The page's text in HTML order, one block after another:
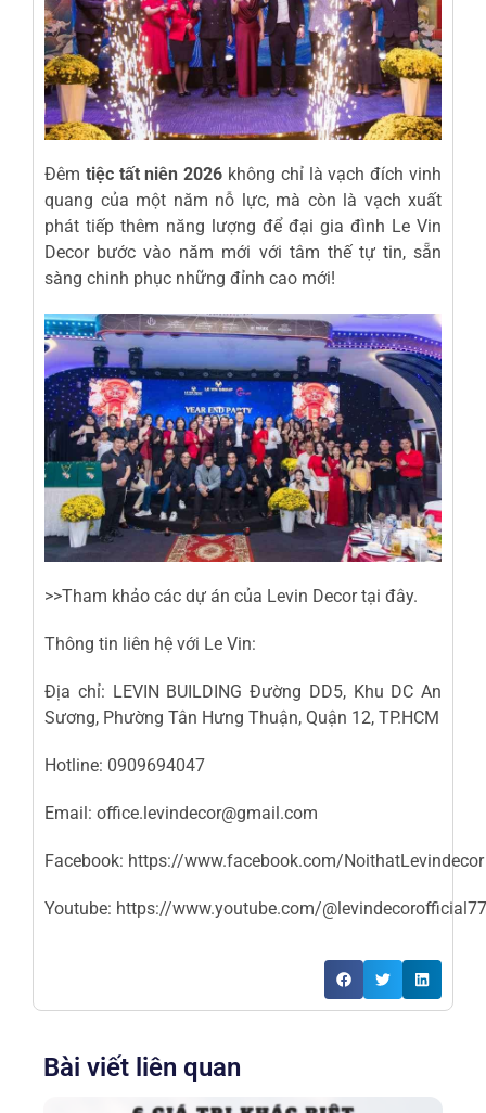
Đêm tiệc tất niên 2026 không chỉ là vạch đích vinh
quang của một năm nỗ lực, mà còn là vạch xuất
phát tiếp thêm năng lượng để đại gia đình Le Vin
Decor bước vào năm mới với tâm thế tự tin, sẵn
sàng chinh phục những đỉnh cao mới!
>>Tham khảo các dự án của Levin Decortại đây.
Thông tin liên hệ với Le Vin:
Địa chỉ: LEVIN BUILDING Đường DD5, Khu DC An
Sương, Phường Tân Hưng Thuận, Quận 12, TP.HCM
Hotline: 0909694047
Email: office.levindecor@gmail.com
Facebook: https://www.facebook.com/NoithatLevindecor
Youtube: https://www.youtube.com/
Bài viết liên quan